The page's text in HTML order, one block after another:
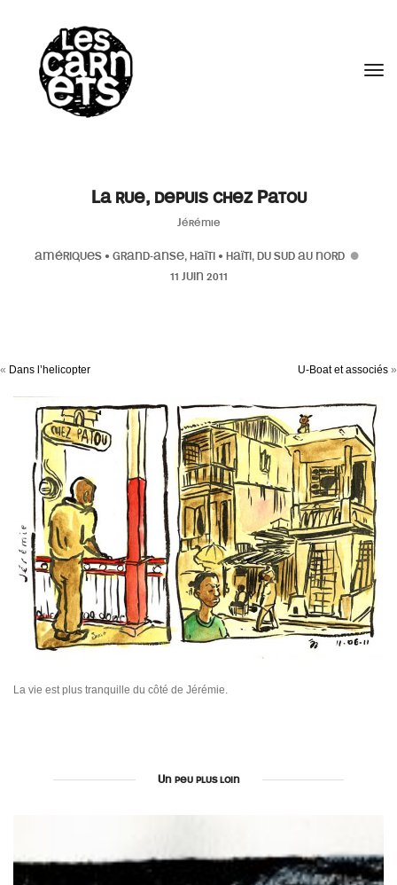
La rue, depuis chez Patou
Jérémie
AMÉRIQUES • GRAND-ANSE, HAÏTI • HAÏTI, DU SUD AU NORD
11 JUIN 2011
« Dans l’helicopter U-Boat et associés »
La vie est plus tranquille du côté de Jérémie.
Un peu plus loin